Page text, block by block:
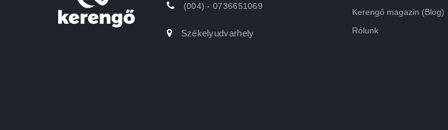
(004) - 0736651069
Székelyudvarhely
Kerengő magazin (Blog)
Rólunk